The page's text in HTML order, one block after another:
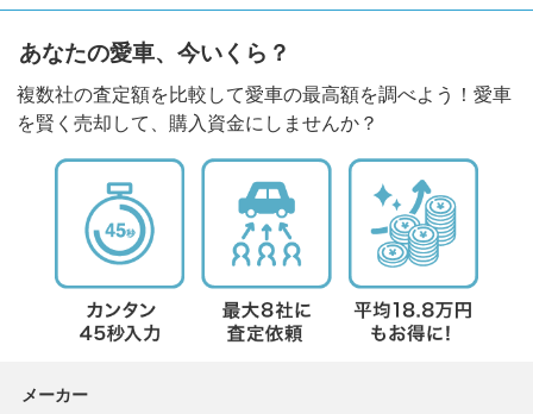
あなたの愛車、今いくら？
複数社の査定額を比較して愛車の最高額を調べよう！愛車
を賢く売却して、購入資金にしませんか？
メーカー